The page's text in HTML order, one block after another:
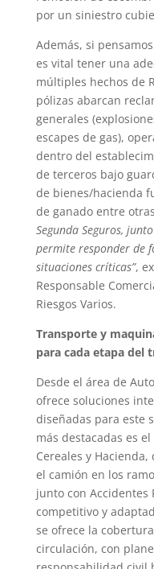
por un siniestro
Además, si
es vital tener una
múltiples hechos de
pólizas abarcan
generales
escapes de gas),
dentro del
de terceros bajo
de bienes/hacienda
de ganado entre
Segunda Seguros,
permite responder de
situaciones críticas”,
Responsable
Riesgos Varios.
Transporte y
para cada etapa del
Desde el área de
ofrece soluciones
diseñadas para este
más destacadas es
Cereales y
el camión en los
junto con Accidentes
competitivo y
se ofrece la
circulación, con